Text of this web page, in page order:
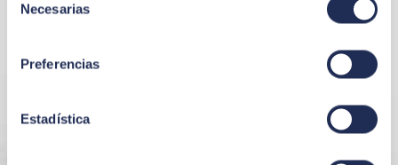
Necesarias
Preferencias
Estadística